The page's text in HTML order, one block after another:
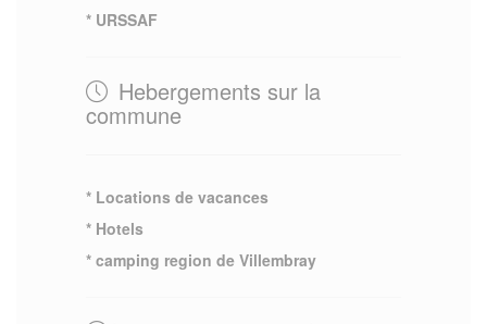
* URSSAF
Hebergements sur la
commune
* Locations de vacances
* Hotels
* camping region de Villembray